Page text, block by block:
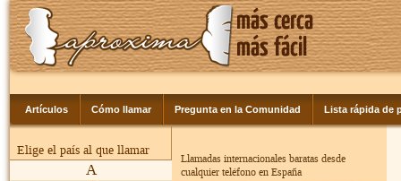
Artículos Cómo llamar Pregunta en la Comunidad Lista rápida de
Elige el país al que llamar
A
Llamadas internacionales baratas desde
cualquier teléfono en España